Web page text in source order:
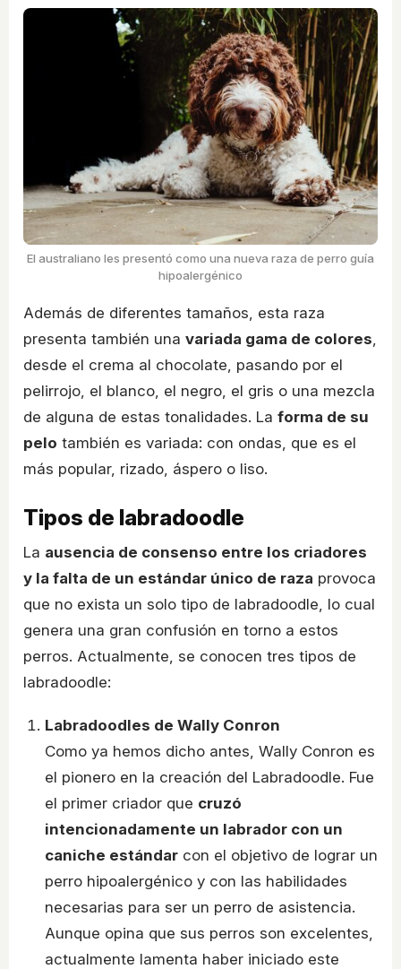
El australiano les presentó como una nueva raza de perro guía
hipoalergénico
Además de diferentes tamaños, esta raza
presenta también una variada gama de colores
desde el crema al chocolate, pasando por el
pelirrojo, el blanco, el negro, el gris o una mezcla
de alguna de estas tonalidades. La forma de su
pelo también es variada: con ondas, que es el
más popular, rizado, áspero o liso.
Tipos de labradoodle
La ausencia de consenso entre los criadores
y la falta de un estándar único de raza provoca
que no exista un solo tipo de labradoodle, lo cual
genera una gran confusión en torno a estos
perros. Actualmente, se conocen tres tipos de
labradoodle:
Labradoodles de Wally Conron
Como ya hemos dicho antes, Wally Conron es
el pionero en la creación del Labradoodle. Fue
el primer criador que cruzó
intencionadamente un labrador con un
caniche estándar con el objetivo de lograr un
perro hipoalergénico y con las habilidades
necesarias para ser un perro de asistencia.
Aunque opina que sus perros son excelentes,
actualmente lamenta haber iniciado este